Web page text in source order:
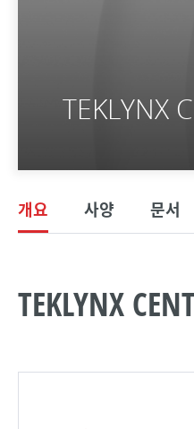
TEKLYNX
개요 사양 문서
TEKLYNX